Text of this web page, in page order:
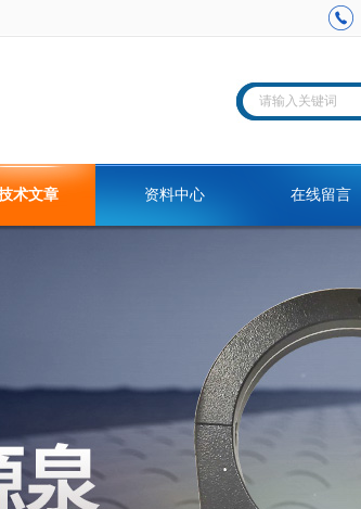
术文章 资料中心 在线留言